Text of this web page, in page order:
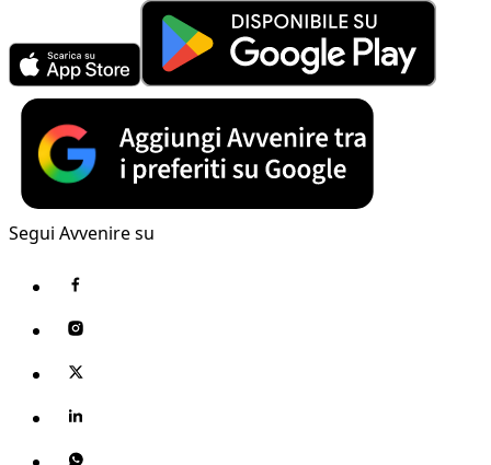
Segui Avvenire su